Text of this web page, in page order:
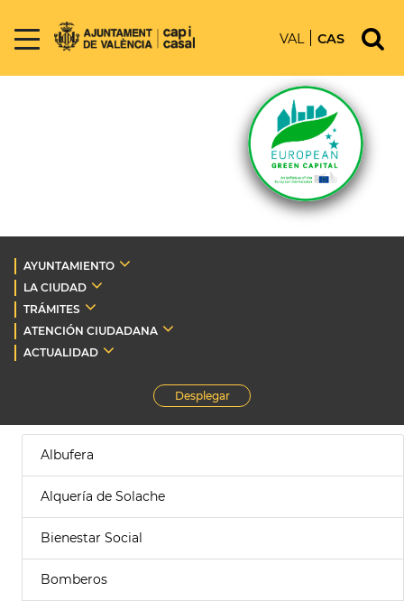
VAL CAS
AYUNTAMIENTO
LA CIUDAD
TRÁMITES
ATENCIÓN CIUDADANA
ACTUALIDAD
Desplegar
Albufera
Alquería de Solache
Bienestar Social
Bomberos